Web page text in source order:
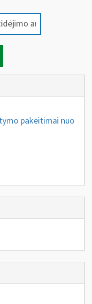
pakeitimai nuo